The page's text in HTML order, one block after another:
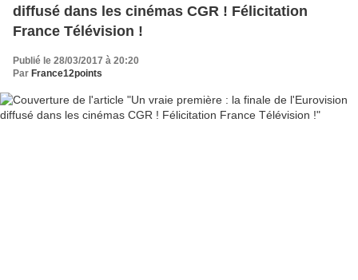
diffusé dans les cinémas CGR ! Félicitation
France Télévision !
Publié le 28/03/2017 à 20:20
Par France12points